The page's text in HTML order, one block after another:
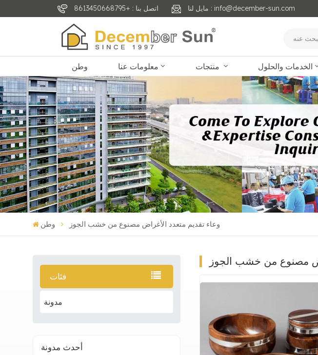
اتصل بنا : +8613450668795 مايل لنا : info@december-sun.com
وطن معلومات عنا الخدمات والحلول
وطن وعاء تقديم متعدد الأغراض مصنوع من خشب الجوز
فئات
مدونة
أحدث مدونة
مصنوع من خشب الجوز